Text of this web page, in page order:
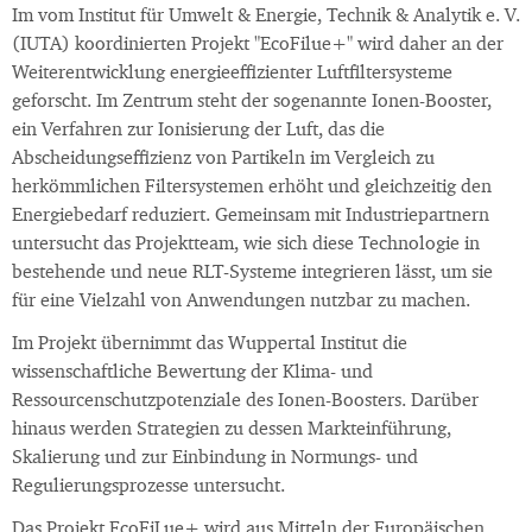
Im vom Institut für Umwelt & Energie, Technik & Analytik e. V.
(IUTA) koordinierten Projekt "EcoFilue+" wird daher an der
Weiterentwicklung energieeffizienter Luftfiltersysteme
geforscht. Im Zentrum steht der sogenannte Ionen-Booster,
ein Verfahren zur Ionisierung der Luft, das die
Abscheidungseffizienz von Partikeln im Vergleich zu
herkömmlichen Filtersystemen erhöht und gleichzeitig den
Energiebedarf reduziert. Gemeinsam mit Industriepartnern
untersucht das Projektteam, wie sich diese Technologie in
bestehende und neue RLT-Systeme integrieren lässt, um sie
für eine Vielzahl von Anwendungen nutzbar zu machen.
Im Projekt übernimmt das Wuppertal Institut die
wissenschaftliche Bewertung der Klima- und
Ressourcenschutzpotenziale des Ionen-Boosters. Darüber
hinaus werden Strategien zu dessen Markteinführung,
Skalierung und zur Einbindung in Normungs- und
Regulierungsprozesse untersucht.